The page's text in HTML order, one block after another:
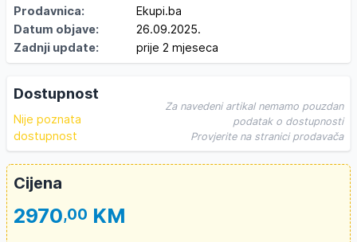
Prodavnica:
Ekupi.ba
Datum objave:
26.09.2025.
Zadnji update:
prije 2 mjeseca
Dostupnost
Nije poznata
dostupnost
Za navedeni artikal nemamo pouzdan
podatak o dostupnosti
Provjerite na stranici prodavača
Cijena
2970,00 KM